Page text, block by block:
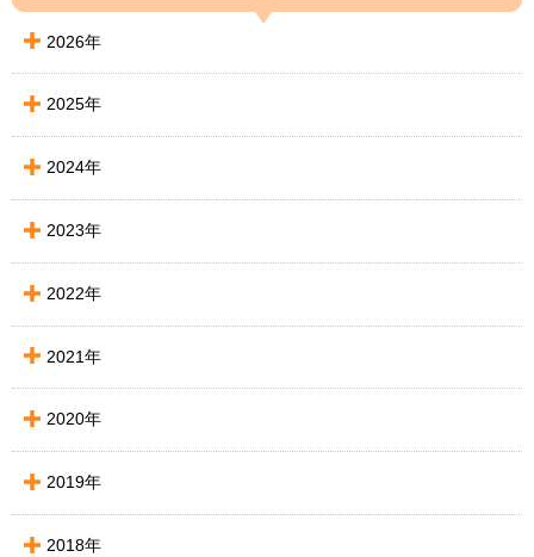
2026年
2025年
2024年
2023年
2022年
2021年
2020年
2019年
2018年